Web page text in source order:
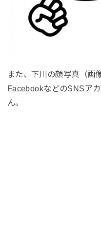
また、下川の顔写真（画
FacebookなどのSNSア
ん。